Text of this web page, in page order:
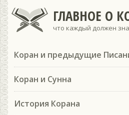
ГЛАВНОЕ О
что каждый должен
Коран и предыдущие
Коран и Сунна
История Корана